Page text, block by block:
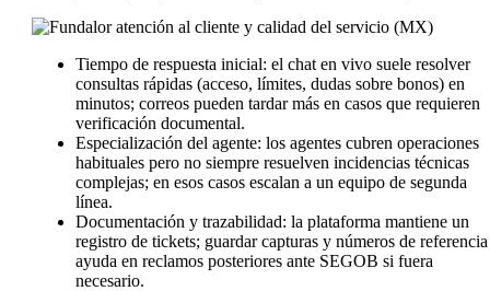
Tiempo de respuesta inicial: el chat en vivo suele resolver
consultas rápidas (acceso, límites, dudas sobre bonos) en
minutos; correos pueden tardar más en casos que requieren
verificación documental.
Especialización del agente: los agentes cubren operaciones
habituales pero no siempre resuelven incidencias técnicas
complejas; en esos casos escalan a un equipo de segunda
línea.
Documentación y trazabilidad: la plataforma mantiene un
registro de tickets; guardar capturas y números de referencia
ayuda en reclamos posteriores ante SEGOB si fuera
necesario.